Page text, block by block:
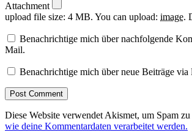
Attachment
upload file size: 4 MB. You can upload: image.
Benachrichtige mich über nachfolgende
Mail.
Benachrichtige mich über neue Beiträge via
Diese Website verwendet Akismet, um Spam zu
wie deine Kommentardaten verarbeitet werden.